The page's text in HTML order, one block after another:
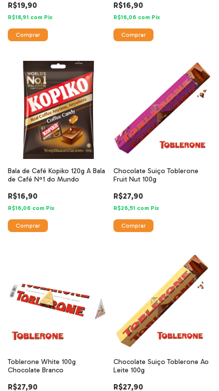
R$19,90
R$18,91 com Pix
R$16,90
R$16,06 com Pix
Bala de Café Kopiko 120g A Bala
de Café Nº1 do Mundo
R$16,90
R$16,06 com Pix
Chocolate Suiço Toblerone
Fruit Nut 100g
R$27,90
R$26,51 com Pix
Toblerone White 100g
Chocolate Branco
R$27,90
Chocolate Suiço Toblerone Ao
Leite 100g
R$27,90